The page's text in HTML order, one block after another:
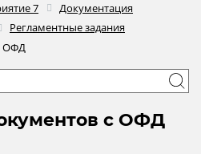
7
Документация
Регламентные задания
ОФД
с ОФД